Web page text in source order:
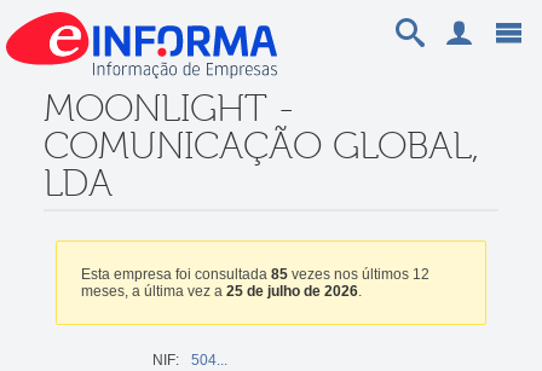
MOONLIGHT -
COMUNICAÇÃO GLOBAL,
LDA
Esta empresa foi consultada 85vezes nos últimos 12
meses, a última vez a 25 de julho de 2026.
NIF:
504...